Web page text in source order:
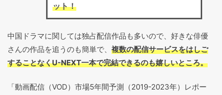
ット！
中国ドラマに関しては独占配信作品も多いので、好きな俳優
さんの作品を追うのも簡単で、 複数の配信サービスをはしご
することなくU-NEXT一本で完結できるのも嬉しいところ。
「動画配信（VOD）市場5年間予測（2019-2023年）レポー